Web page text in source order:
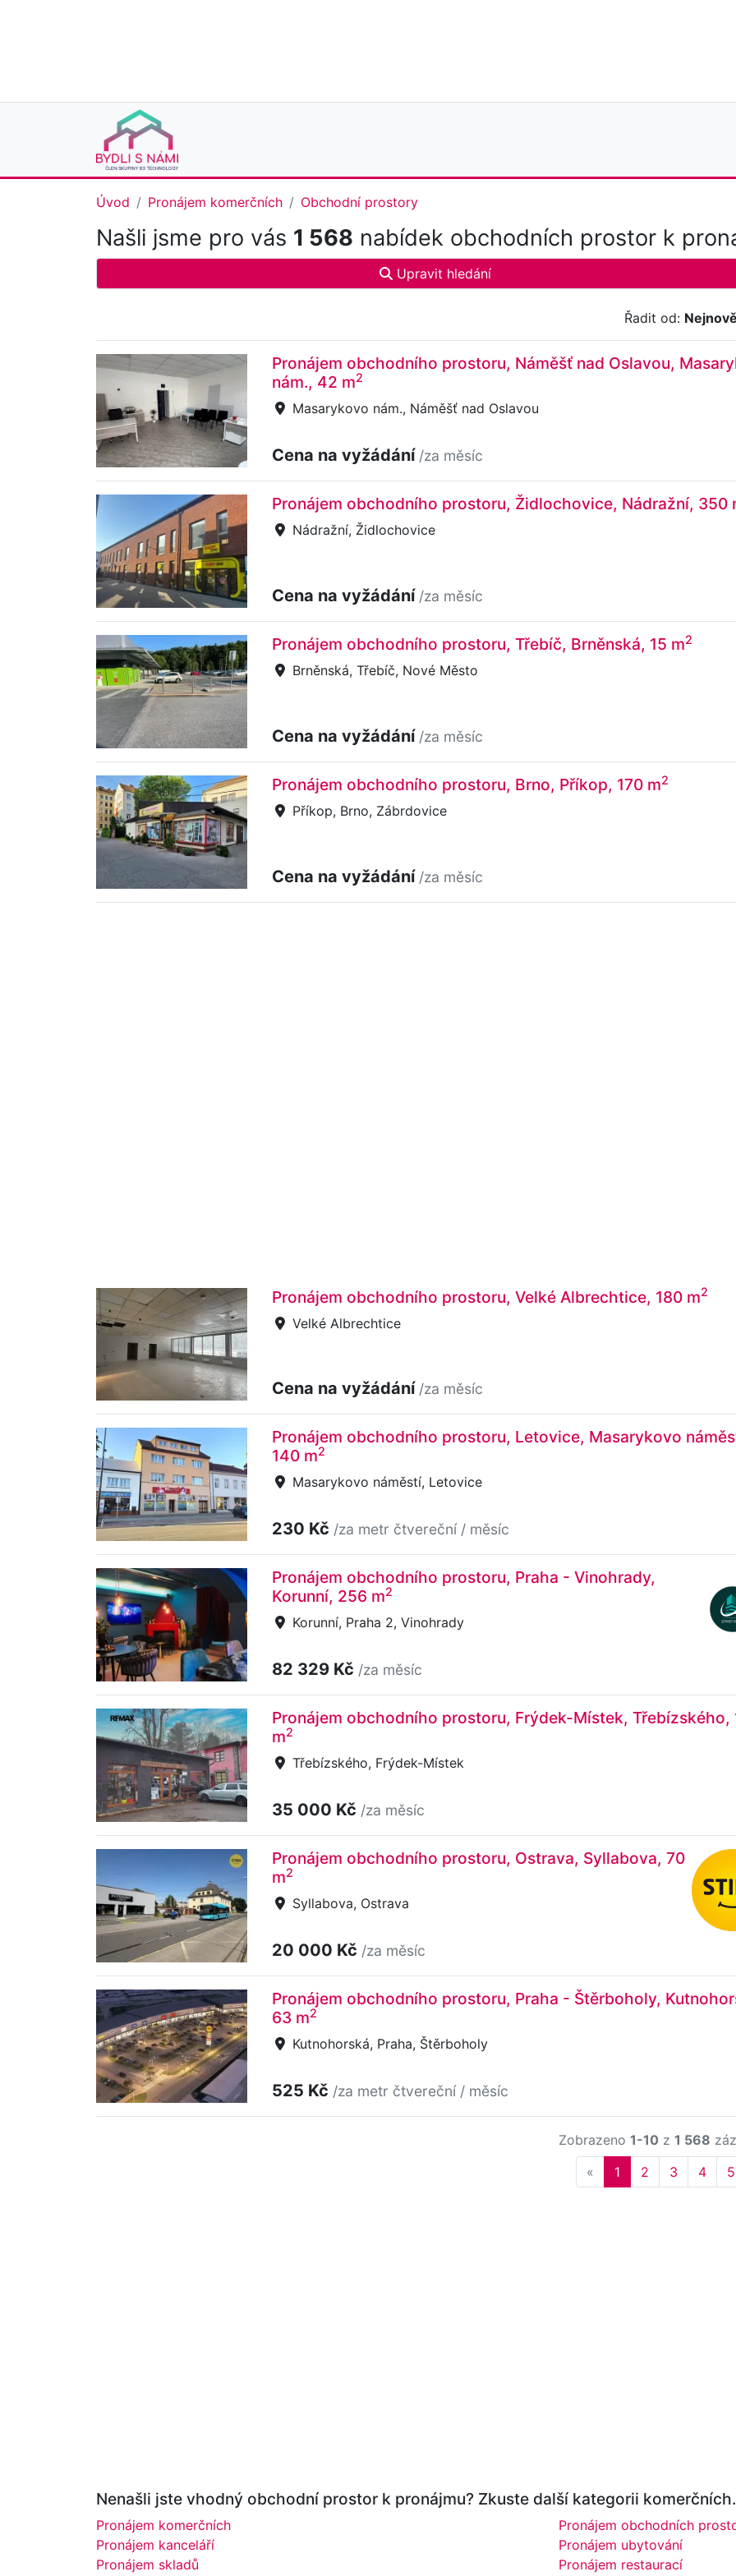
Úvod Pronájem komerčních Obchodní prostory
Našli jsme pro vás 1 568 nabídek obchodních prostor k
Upravit hledání
Řadit od:
Pronájem obchodního prostoru, Náměšť nad Oslavou,
nám., 42 m2
Masarykovo nám., Náměšť nad Oslavou
Cena na vyžádání /za měsíc
Pronájem obchodního prostoru, Židlochovice, Nádražní, 350
Nádražní, Židlochovice
Cena na vyžádání /za měsíc
Pronájem obchodního prostoru, Třebíč, Brněnská, 15 m2
Brněnská, Třebíč, Nové Město
Cena na vyžádání /za měsíc
Pronájem obchodního prostoru, Brno, Příkop, 170 m2
Příkop, Brno, Zábrdovice
Cena na vyžádání /za měsíc
Pronájem obchodního prostoru, Velké Albrechtice, 180 m2
Velké Albrechtice
Cena na vyžádání /za měsíc
Pronájem obchodního prostoru, Letovice, Masarykovo
140 m2
Masarykovo náměstí, Letovice
230 Kč /za metr čtvereční / měsíc
Pronájem obchodního prostoru, Praha - Vinohrady,
Korunní, 256 m2
Korunní, Praha 2, Vinohrady
82 329 Kč /za měsíc
Pronájem obchodního prostoru, Frýdek-Místek, Třebízského,
m2
Třebízského, Frýdek-Místek
35 000 Kč /za měsíc
Pronájem obchodního prostoru, Ostrava, Syllabova, 70
m2
Syllabova, Ostrava
20 000 Kč /za měsíc
Pronájem obchodního prostoru, Praha - Štěrboholy,
63 m2
Kutnohorská, Praha, Štěrboholy
525 Kč /za metr čtvereční / měsíc
Zobrazeno 1-10 z 1 568
« Previous
1 2 3 4 5
Nenašli jste vhodný obchodní prostor k pronájmu? Zkuste další kategorii komerčních.
Pronájem komerčních
Pronájem kanceláří
Pronájem skladů
Pronájem obchodních
Pronájem ubytování
Pronájem restaurací